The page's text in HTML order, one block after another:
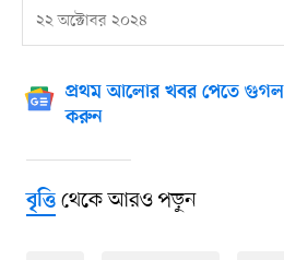
২২ অক্টোবর ২০২৪
প্রথম আলোর খবর পেতে
করুন
বৃত্তিথেকে আরও পড়ুন